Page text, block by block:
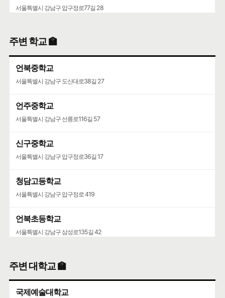
서울특별시 강남구 압구정로77길 28
주변 학교 🏫
언북중학교
서울특별시 강남구 도산대로38길 27
언주중학교
서울특별시 강남구 선릉로116길 57
신구중학교
서울특별시 강남구 압구정로36길 17
청담고등학교
서울특별시 강남구 압구정로 419
언북초등학교
서울특별시 강남구 삼성로135길 42
서울특별시 강남구 선릉로 742
주변 대학교 🏫
국제예술대학교